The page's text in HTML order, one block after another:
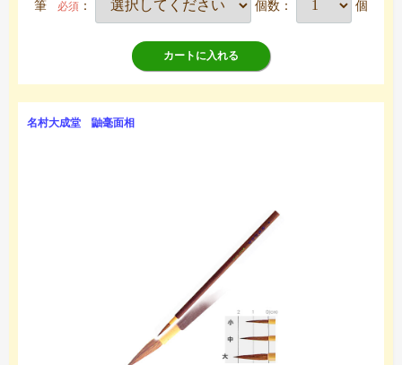
筆 必須 ： 個数： 個
カートに入れる
名村大成堂 鼬毫面相